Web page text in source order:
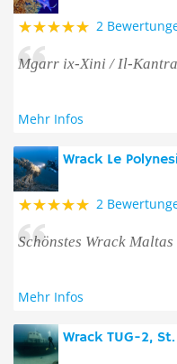
2
Mgarr ix-Xini / Il-
Mehr Infos
Wrack Le
2
Schönstes Wrack Maltas
Mehr Infos
Wrack TUG-2,